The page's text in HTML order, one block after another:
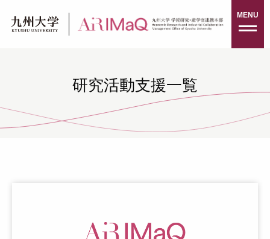
content
MENU
研究活動支援一覧